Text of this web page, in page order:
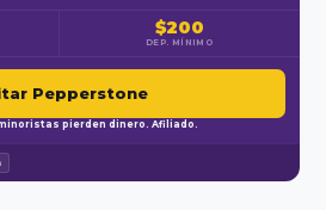
$200
DEP. MÍNIMO
Pepperstone
pierden dinero. Afiliado.